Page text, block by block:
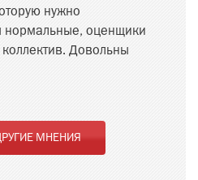
нужно
нормальные, оценщики
Довольны
МНЕНИЯ